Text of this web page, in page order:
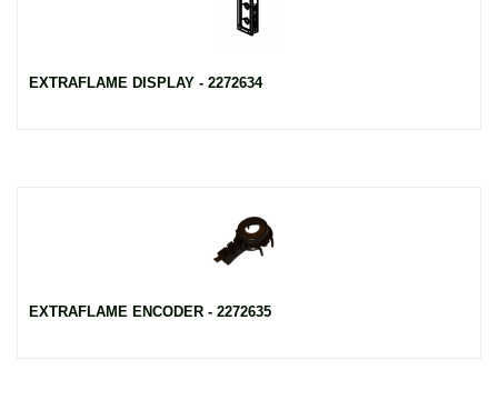
EXTRAFLAME DISPLAY - 2272634
EXTRAFLAME ENCODER - 2272635